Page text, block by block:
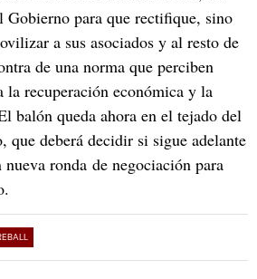
Gobierno para que rectifique, sino
a sus asociados y al resto de
de una norma que perciben
recuperación económica y la
balón queda ahora en el tejado del
que deberá decidir si sigue adelante
ronda de negociación para